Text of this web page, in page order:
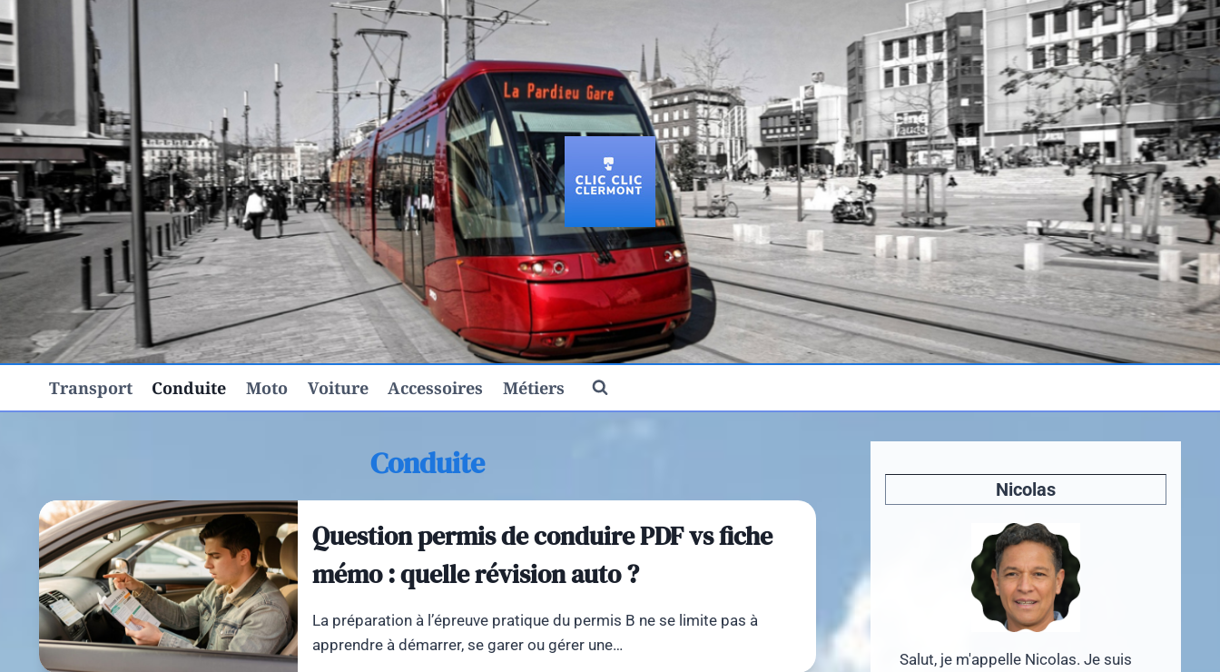
au
contenu
Transport Conduite Moto Voiture Accessoires Métiers
Conduite
Question permis de conduire PDF vs fiche
mémo : quelle révision auto ?
La préparation à l’épreuve pratique du permis B ne se limite pas à
apprendre à démarrer, se garer ou gérer une…
Nicolas
Salut, je m'appelle Nicolas. Je suis